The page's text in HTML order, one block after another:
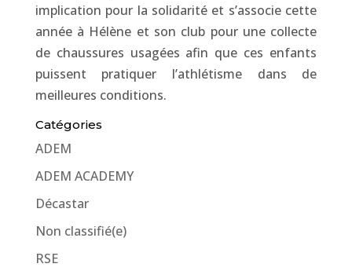
implication pour la solidarité et s’associe cette
année à Hélène et son club pour une collecte
de chaussures usagées afin que ces enfants
puissent pratiquer l’athlétisme dans de
meilleures conditions.
Catégories
ADEM
ADEM ACADEMY
Décastar
Non classifié(e)
RSE